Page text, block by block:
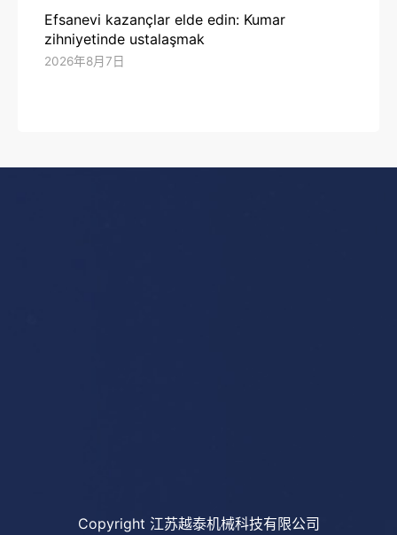
Efsanevi kazançlar elde edin: Kumar
zihniyetinde ustalaşmak
2026年8月7日
Copyright 江苏越泰机械科技有限公司